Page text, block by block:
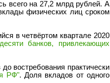
всего на 27,2 млрд рублей. А
физических лиц сроком
в четвёртом квартале 2020
банков, привлекающих
востребования практически
РФ". Доля вкладов от одного